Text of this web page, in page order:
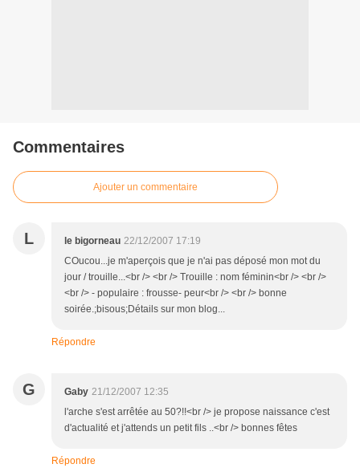
Commentaires
Ajouter un commentaire
L le bigorneau 22/12/2007 17:19
COucou...je m'aperçois que je n'ai pas déposé mon mot du
jour / trouille...<br /> <br /> Trouille : nom féminin<br /> <br />
<br /> - populaire : frousse- peur<br /> <br /> bonne
soirée.;bisous;Détails sur mon blog...
Répondre
G Gaby 21/12/2007 12:35
l'arche s'est arrêtée au 50?!!<br /> je propose naissance c'est
d'actualité et j'attends un petit fils ..<br /> bonnes fêtes
Répondre